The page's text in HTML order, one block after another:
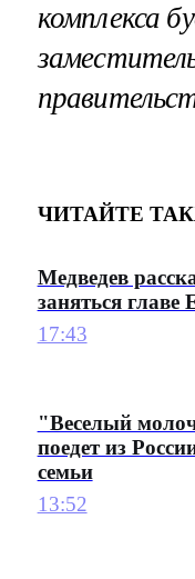
комплекса
ЧИТАЙТЕ
Медведев
заняться
17:43
"Веселый
поедет из
семьи
13:52